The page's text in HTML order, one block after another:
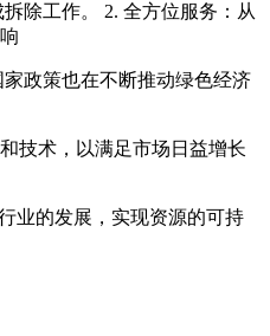
除工作。 2. 全方位服务：从
政策也在不断推动绿色经济
技术，以满足市场日益增长
业的发展，实现资源的可持